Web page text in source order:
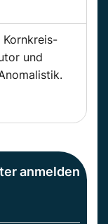
und
anmelden